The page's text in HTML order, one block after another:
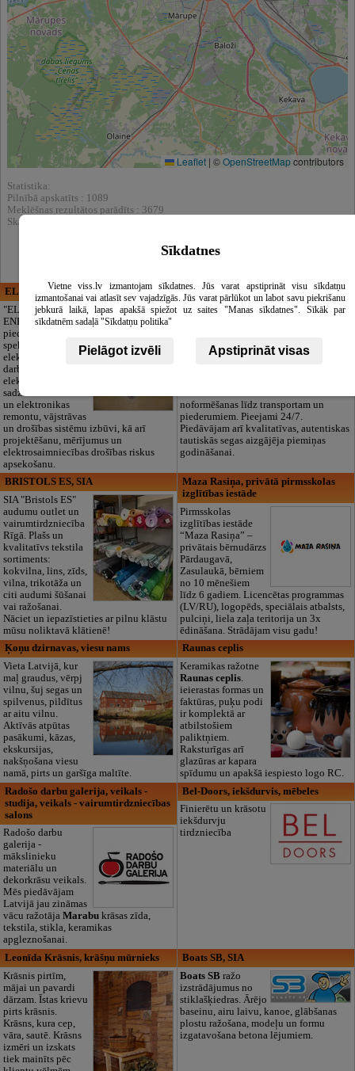
Leaflet | ©OpenStreetMapcontributors
Statistika:
Pilnībā apskatīts : 1089
Meklēšnas rezultātos parādīts : 3679
Skatīt arī katalogā :
ELECTRIC ENERGY
"ELECTRIC
ENERGY Kandava"
piedāvā pilna
spektra
elektromontāžas
darbus,
elektroinstalācijas,
sadzīves tehnikas
un elektronikas
remontu, vājstrāvas
un drošības sistēmu izbūvi, kā arī
projektēšanu, mērījumus un
elektrosaimniecības drošības riskus
apsekošanu.
CĒSU APBEDĪŠANAS
PAKALPOJUMI, SIA
Mēs parūpēsimies
par visu — no
noformēšanas līdz transportam un
piederumiem. Pieejami 24/7.
Piedāvājam arī kvalitatīvas, autentiskas
tautiskās segas aizgājēja piemiņas
godināšanai.
BRISTOLS ES, SIA
SIA "Bristols ES"
audumu outlet un
vairumtirdzniecība
Rīgā. Plašs un
kvalitatīvs tekstila
sortiments:
kokvilna, lins, zīds,
vilna, trikotāža un
citi audumi šūšanai
vai ražošanai.
Nāciet un iepazīstieties ar pilnu klāstu
mūsu noliktavā klātienē!
Maza Rasiņa, privātā pirmsskolas
izglītības iestāde
Pirmsskolas
izglītības iestāde
“Maza Rasiņa” –
privātais bērnudārzs
Pārdaugavā,
Zasulaukā, bērniem
no 10 mēnešiem
līdz 6 gadiem. Licencētas programmas
(LV/RU), logopēds, speciālais atbalsts,
pulciņi, liela zaļa teritorija un 3x
ēdināšana. Strādājam visu gadu!
Ķoņu dzirnavas, viesu nams
Vieta Latvijā, kur
maļ graudus, vērpj
vilnu, šuj segas un
spilvenus, pildītus
ar aitu vilnu.
Aktīvās atpūtas
pasākumi, kāzas,
ekskursijas,
nakšņošana viesu
namā, pirts un garšīga maltīte.
Raunas ceplis
Keramikas ražotne
Raunas ceplis.
ieierastas formas un
faktūras, puķu podi
ir komplektā ar
atbilstošiem
paliktņiem.
Raksturīgas arī
glazūras ar kapara
spīdumu un apakšā iespiesto logo RC.
Radošo darbu galerija, veikals -
studija, veikals - vairumtirdzniecības
salons
Radošo darbu
galerija -
mākslinieku
materiālu un
dekorkrāsu veikals.
Mēs piedāvājam
Latvijā jau zināmas
vācu ražotāja Marabukrāsas zīda,
tekstila, stikla, keramikas
apgleznošanai.
Bel-Doors, iekšdurvis, mēbeles
Finierētu un krāsotu
iekšdurvju
tirdzniecība
Leonīda Krāsnis, krāšņu mūrnieks
Krāsnis pirtīm,
mājai un pavardi
dārzam. Īstas krievu
pirts krāsnis.
Krāsns, kura cep,
vāra, sautē. Krāsns
izmēri un izskats
tiek mainīts pēc
Boats SB, SIA
Boats SB ražo
izstrādājumus no
stiklašķiedras. Ārējo
baseinu, airu laivu, kanoe, glābšanas
plostu ražošana, modeļu un formu
izgatavošana betona lējumiem.
Sīkdatnes
Vietne viss.lv izmantojam sīkdatnes. Jūs varat apstiprināt visu sīkdatņu
izmantošanai vai atlasīt sev vajadzīgās. Jūs varat pārlūkot un labot savu piekrišanu
jebkurā laikā, lapas apakšā spiežot uz saites "Manas sīkdatnes". Sīkāk par
sīkdatnēm sadaļā "Sīkdatņu politika"
Pielāgot izvēli Apstiprināt visas